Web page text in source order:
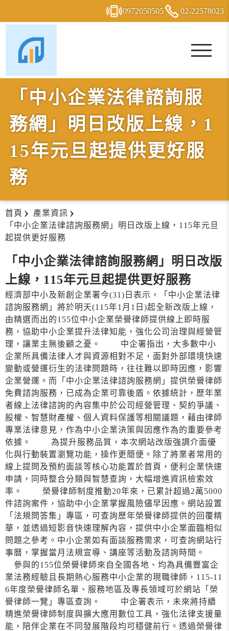
0972050505 02-22578023
「中小企業法律諮詢服
務網」明日改版上線，1
15年元旦起提供更好服
務
首頁
產業資訊
「中小企業法律諮詢服務網」明日改版上線，115年元旦
起提供更好服務
「中小企業法律諮詢服務網」明日改版
上線，115年元旦起提供更好服務
經濟部中小及新創企業署今(31)日表示，「中小企業法律
諮詢服務網」將於明天(115年1月1日)起全新改版上線，
由精選而出的155位中小企業榮譽律師提供線上即時服
務，協助中小企業提升法律知能，強化公司治理與經營管
理，讓業主無後顧之憂。 中企署指出，大多數中小
企業所具備法律人才與資源相對不足，面對外部環境快速
變動或營運衍生的法律問題時，往往難以即時因應，影響
企業營運。而「中小企業法律諮詢服務網」提供榮譽律師
免費諮詢服務，已成為企業可靠後盾。依據統計，歷年業
者線上法律諮詢的內容集中於公司經營管理、契約爭議、
股權、智慧財產權、個人資料保護等相關議題，藉由律師
專業法律意見，作為中小企業決策與因應作為的重要參考
依據。 為提升服務品質，本次網站改版強調介面優
化與行動裝置瀏覽功能，操作更簡便。除了將業者常用的
線上提問及預約面談等核心功能置於首頁，便利企業快速
申請，同時整合分類與智慧查詢，大幅增進資訊檢索效
率。 榮譽律師制度推動20年來，已累計超過2萬5000
件諮詢案件，協助中小企業掌握風險儘早因應。網站設置
「法規問答集」專區，可查詢歷年榮譽律師提供的回覆精
華，並透過短影音快速理解內容，提供中小企業面臨相似
問題之參考。中小企業如有面談服務需求，可查詢網站行
事曆，掌握當月法規宣導、講座等活動及諮詢時間。
參與的155位榮譽律師來自全國各地、均為具備豐富企
業法務經驗且長期熱心服務中小企業的現職律師，115-11
6年度榮譽律師名單、服務地區及專長領域可於網站「榮
譽律師一覽」專區查詢。 中企署表示，未來將持續
精進榮譽律師制度與擴大應用數位工具，強化法律支援量
能，陪伴企業在不同發展階段均可穩健前行。透過榮譽律